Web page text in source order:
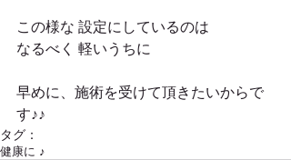
この様な 設定にしているのは
なるべく 軽いうちに
早めに、施術を受けて頂きたいからで
す♪♪
タグ：
健康に ♪